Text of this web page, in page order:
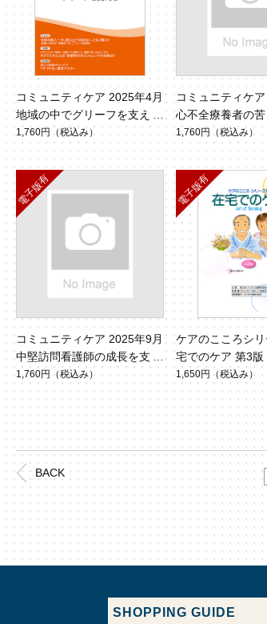
コミュニティケア 2025年4月
地域の中でグリーフを支える
（Vol.27 No.4）
1,760円 （税込み）
コミュニティケ
心不全療養者の苦
げる（Vol.27
1,760円 （税込み）
コミュニティケア 2025年9月
中堅訪問看護師の成長を支え
る環境づくり（Vol.27 No.9）
1,760円 （税込み）
ケアのこころシ
宅でのケア 第3版
1,650円 （税込み）
BACK
SHOPPING GUIDE